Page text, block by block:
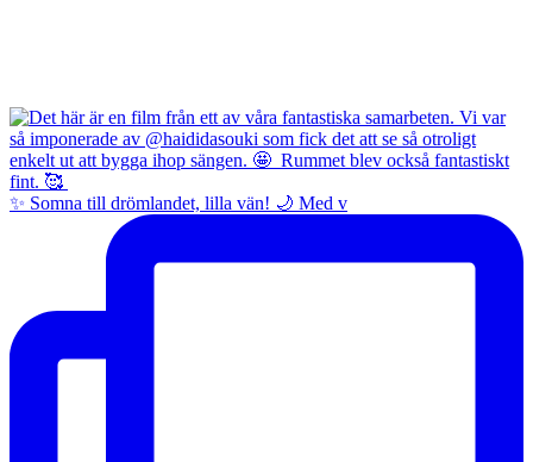
✨ Somna till drömlandet, lilla vän! 🌙 Med v